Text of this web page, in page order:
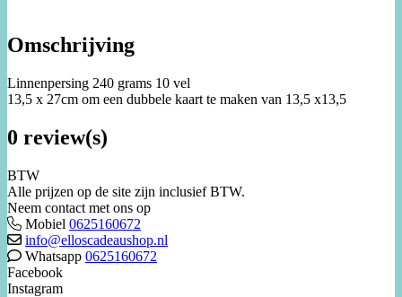
Omschrijving
Linnenpersing 240 grams 10 vel
13,5 x 27cm om een dubbele kaart te maken van 13,5 x13,5
0 review(s)
BTW
Alle prijzen op de site zijn inclusief BTW.
Neem contact met ons op
Mobiel 0625160672
info@elloscadeaushop.nl
Whatsapp 0625160672
Facebook
Instagram